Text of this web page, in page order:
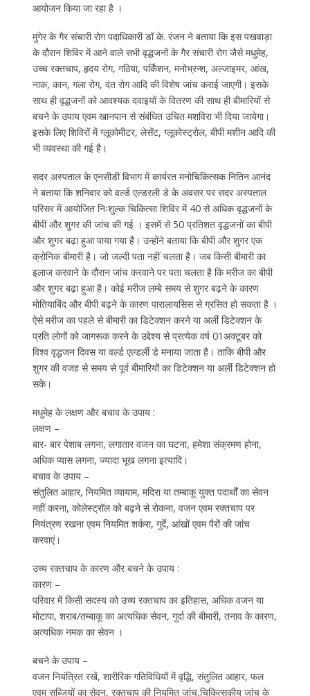
आयोजन किया जा रहा है ।
मुंगेर के गैर संचारी रोग पदाधिकारी डॉ के. रंजन ने बताया कि इस पखवाड़ा
के दौरान शिविर में आने वाले सभी वृद्धजनों के गैर संचारी रोग जैसे मधुमेह,
उच्च रक्तचाप, हृदय रोग, गठिया, पर्किंशन, मनोभ्रन्श, अल्जाइमर, आंख,
नाक, कान, गला रोग, दंत रोग आदि की विशेष जांच कराई जाएगी। इसके
साथ ही वृद्धजनों को आवश्यक दवाइयों के वितरण की साथ ही बीमारियों से
बचने के उपाय एवम खानपान से संबंधित उचित मशविरा भी दिया जायेगा।
इसके लिए शिविरों में ग्लूकोमीटर, लेसेंट, ग्लूकोस्ट्रोल, बीपी मशीन आदि की
भी व्यवस्था की गई है।
सदर अस्पताल के एनसीडी विभाग में कार्यरत मनोचिकित्सक नितिन आनंद
ने बताया कि शनिवार को वर्ल्ड एल्डरली डे के अवसर पर सदर अस्पताल
परिसर में आयोजित निःशुल्क चिकित्सा शिविर में 40 से अधिक वृद्धजनों के
बीपी और शुगर की जांच की गई । इसमें से 50 प्रतिशत वृद्धजनों का बीपी
और शुगर बढ़ा हुआ पाया गया है। उन्होंने बताया कि बीपी और शुगर एक
क्रोनिक बीमारी है। जो जल्दी पता नहीं चलता है। जब किसी बीमारी का
इलाज करवाने के दौरान जांच करवाने पर पता चलता है कि मरीज का बीपी
और शुगर बढ़ा हुआ है। कोई मरीज लम्बे समय से शुगर बढ़ने के कारण
मोतियाबिंद और बीपी बढ़ने के कारण पारालायसिस से ग्रसित हो सकता है ।
ऐसे मरीज का पहले से बीमारी का डिटेक्शन करने या अर्ली डिटेक्शन के
प्रति लोगों को जागरूक करने के उद्देश्य से प्रत्येक वर्ष 01अक्टूबर को
विश्व वृद्धजन दिवस या वर्ल्ड एल्डर्ली डे मनाया जाता है। ताकि बीपी और
शुगर की वजह से समय से पूर्व बीमारियों का डिटेक्शन या अर्ली डिटेक्शन हो
सके।
मधुमेह के लक्षण और बचाव के उपाय :
लक्षण –
बार- बार पेशाब लगना, लगातार वजन का घटना, हमेशा संक्रमण होना,
अधिक प्यास लगना, ज्यादा भूख लगना इत्यादि।
बचाव के उपाय –
संतुलित आहार, नियमित व्यायाम, मदिरा या तम्बाकू युक्त पदार्थों का सेवन
नहीं करना, कोलेस्ट्रॉल को बढ़ने से रोकना, वजन एवम रक्तचाप पर
नियंत्रण रखना एवम नियमित शर्करा, गुर्दे, आंखों एवम पैरों की जांच
करवाएं।
उच्य रक्तचाप के कारण और बचने के उपाय :
कारण –
परिवार में किसी सदस्य को उच्य रक्तचाप का इतिहास, अधिक वजन या
मोटापा, शराब/तम्बाकू का अत्यधिक सेवन, गुर्दा की बीमारी, तनाव के कारण,
अत्यधिक नमक का सेवन ।
बचने के उपाय –
वजन नियंत्रित रखें, शारीरिक गतिविधियों में वृद्धि, संतुलित आहार, फल
एवम सब्जियों का सेवन, रक्तचाप की नियमित जांच,चिकित्सकीय जांच के